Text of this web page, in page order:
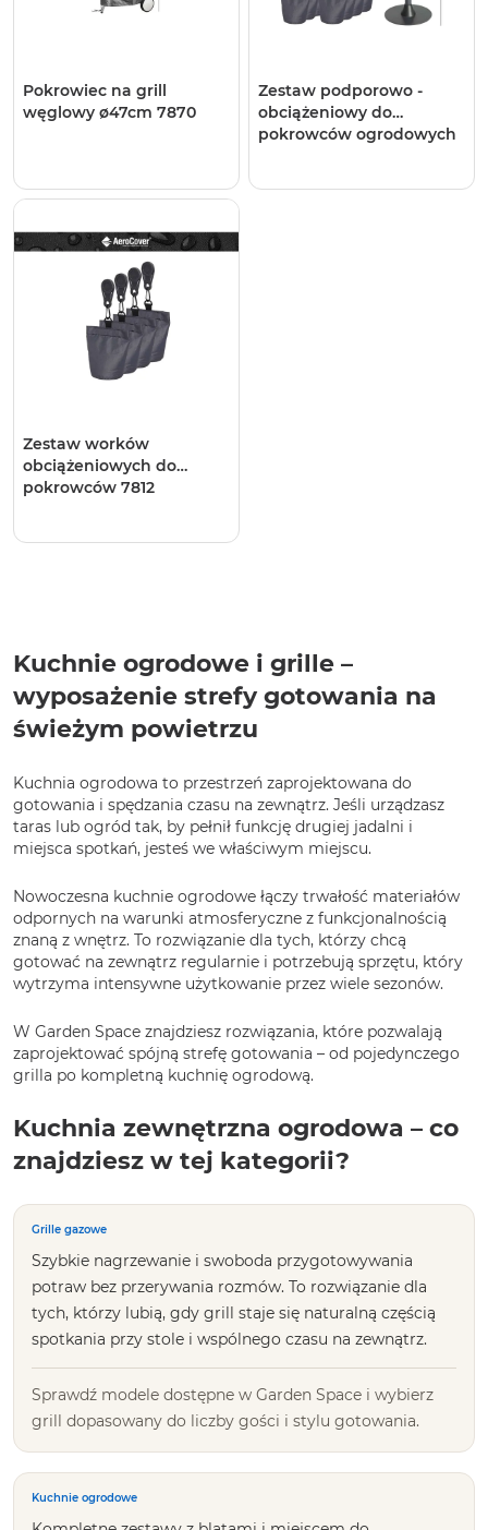
Pokrowiec na grill
węglowy ø47cm 7870
Zestaw podporowo -
obciążeniowy do
pokrowców ogrodowych
Zestaw worków
obciążeniowych do
pokrowców 7812
Kuchnie ogrodowe i grille –
wyposażenie strefy gotowania na
świeżym powietrzu
Kuchnia ogrodowa to przestrzeń zaprojektowana do
gotowania i spędzania czasu na zewnątrz. Jeśli urządzasz
taras lub ogród tak, by pełnił funkcję drugiej jadalni i
miejsca spotkań, jesteś we właściwym miejscu.
Nowoczesna kuchnie ogrodowe łączy trwałość materiałów
odpornych na warunki atmosferyczne z funkcjonalnością
znaną z wnętrz. To rozwiązanie dla tych, którzy chcą
gotować na zewnątrz regularnie i potrzebują sprzętu, który
wytrzyma intensywne użytkowanie przez wiele sezonów.
W Garden Space znajdziesz rozwiązania, które pozwalają
zaprojektować spójną strefę gotowania – od pojedynczego
grilla po kompletną kuchnię ogrodową.
Kuchnia zewnętrzna ogrodowa – co
znajdziesz w tej kategorii?
Grille gazowe
Szybkie nagrzewanie i swoboda przygotowywania
potraw bez przerywania rozmów. To rozwiązanie dla
tych, którzy lubią, gdy grill staje się naturalną częścią
spotkania przy stole i wspólnego czasu na zewnątrz.
Sprawdź modele dostępne w Garden Space i wybierz
grill dopasowany do liczby gości i stylu gotowania.
Kuchnie ogrodowe